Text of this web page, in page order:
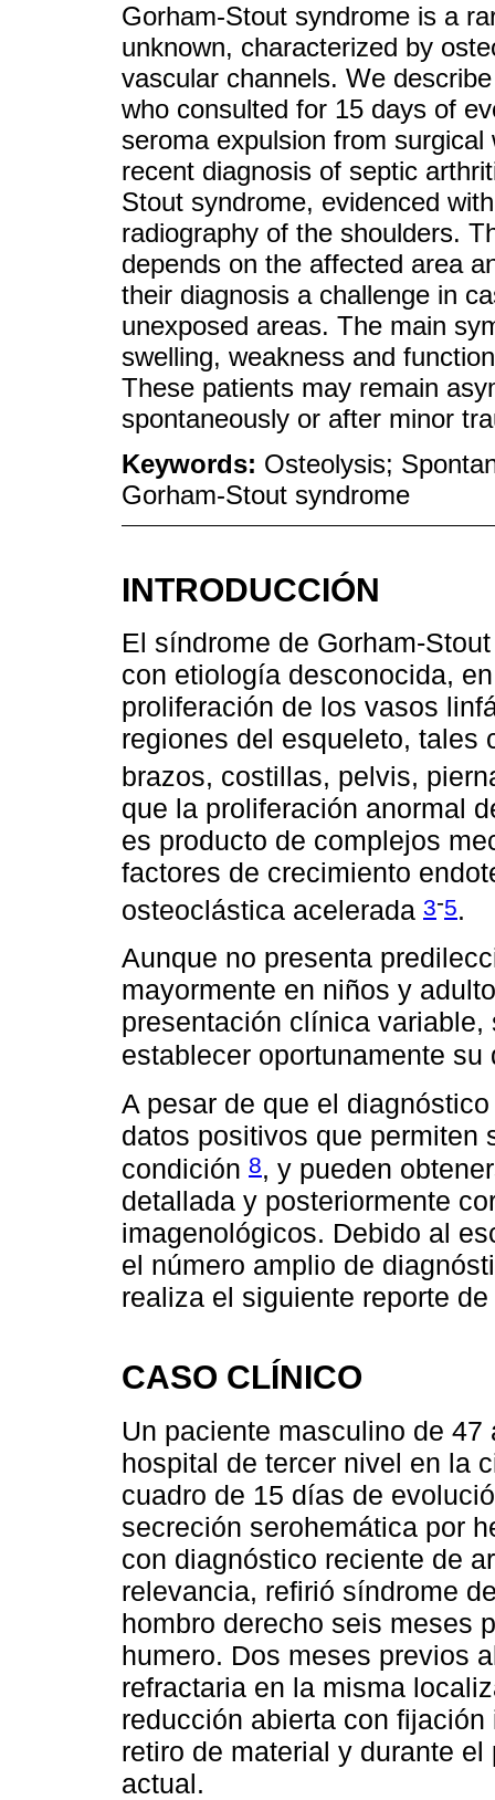
Gorham-Stout syndrome is a
unknown, characterized by
vascular channels. We
who consulted for 15 days of
seroma expulsion from
recent diagnosis of septic
Stout syndrome, evidenced
radiography of the shoulders.
depends on the affected area
their diagnosis a challenge in
unexposed areas. The main
swelling, weakness and
These patients may remain
spontaneously or after minor
Keywords: Osteolysis;
Gorham-Stout syndrome
INTRODUCCIÓN
El síndrome de Gorham-
con etiología desconocida,
proliferación de los vasos
regiones del esqueleto, tales
brazos, costillas, pelvis,
que la proliferación anormal
es producto de complejos
factores de crecimiento
osteoclástica acelerada 3-5.
Aunque no presenta
mayormente en niños y
presentación clínica
establecer oportunamente
A pesar de que el
datos positivos que permiten
condición 8, y pueden
detallada y posteriormente
imagenológicos. Debido al
el número amplio de
realiza el siguiente reporte
CASO CLÍNICO
Un paciente masculino de
hospital de tercer nivel en la
cuadro de 15 días de
secreción serohemática por
con diagnóstico reciente de
relevancia, refirió síndrome
hombro derecho seis meses
humero. Dos meses previos
refractaria en la misma
reducción abierta con
retiro de material y durante
actual.